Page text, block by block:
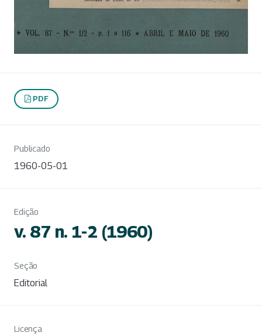
PDF
Publicado
1960-05-01
Edição
v. 87 n. 1-2 (1960)
Seção
Editorial
Licença